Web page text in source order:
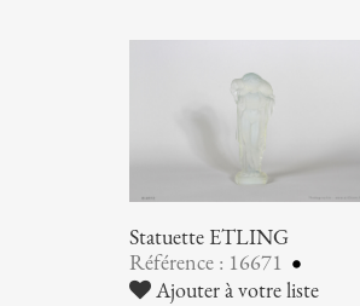
Statuette ETLING
Référence : 16671
Ajouter à votre liste